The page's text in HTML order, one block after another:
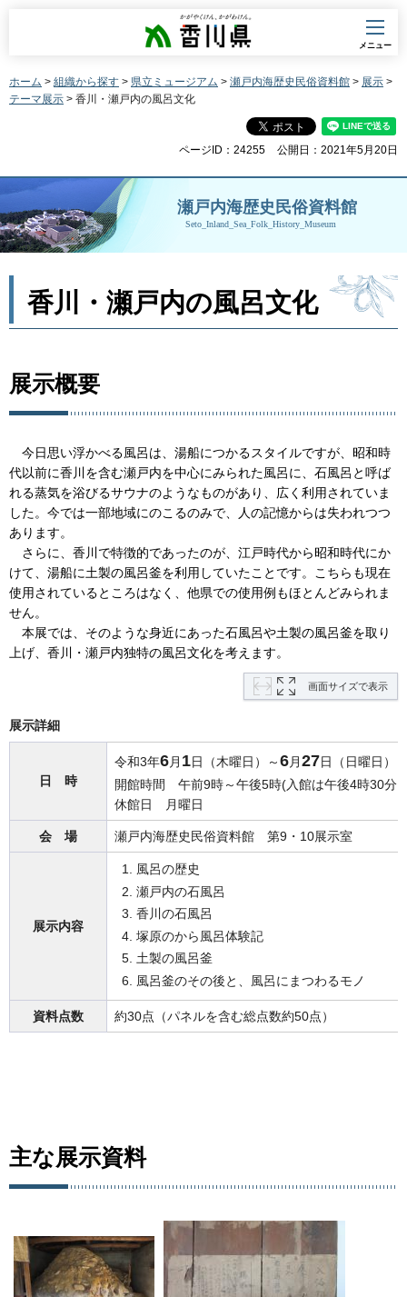
香川県
メニュー
ホーム > 組織から探す > 県立ミュージアム > 瀬戸内海歴史民俗資料館 > 展示 >
テーマ展示 > 香川・瀬戸内の風呂文化
ページID：24255 公開日：2021年5月20日
瀬戸内海歴史民俗資料館
Seto_Inland_Sea_Folk_History_Museum
香川・瀬戸内の風呂文化
展示概要
今日思い浮かべる風呂は、湯船につかるスタイルですが、昭和時
代以前に香川を含む瀬戸内を中心にみられた風呂に、石風呂と呼ば
れる蒸気を浴びるサウナのようなものがあり、広く利用されていま
した。今では一部地域にのこるのみで、人の記憶からは失われつつ
あります。
さ らに、香川で特徴的であったのが、江戸時代から昭和時代にか
けて、湯船に土製の風呂釜を利用していたことです。こちらも現在
使用されているところはなく、他県での使用例もほとんどみられま
せん。
本展では、そのような身近にあった石風呂や土製の風呂釜を取り
上げ、香川・瀬戸内独特の風呂文化を考えます。
画面サイズで表示
展示詳細
日 時
令和3年6月 1日（木曜日）～6月27日（日曜日）
開館時間
午前9時～午後5時(入館は午後4時30分
休館日
月曜日
会 場 瀬戸内海歴史民俗資料館 第9・10展示室
展示内容
風呂の歴史
瀬戸内の石風呂
香川の石風呂
塚原のから風呂体験記
土製の風呂釜
風呂釜のその後と、風呂にまつわるモノ
資料点数 約30点（パネルを含む総点数約50点）
主な展示資料